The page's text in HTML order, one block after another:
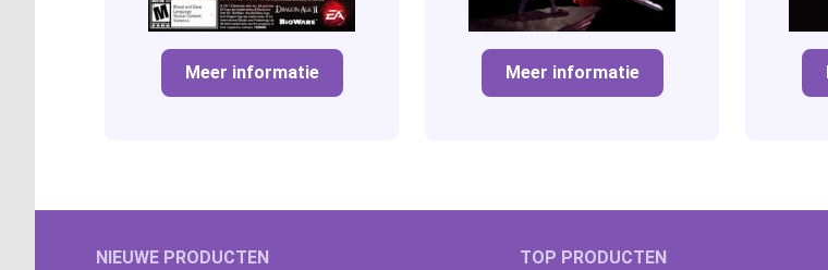
Meer informatie Meer informatie
NIEUWE PRODUCTEN TOP PRODUCTEN